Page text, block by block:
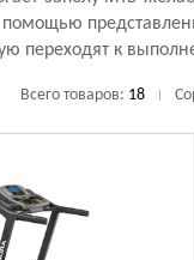
переходят к
Всего товаров: 18